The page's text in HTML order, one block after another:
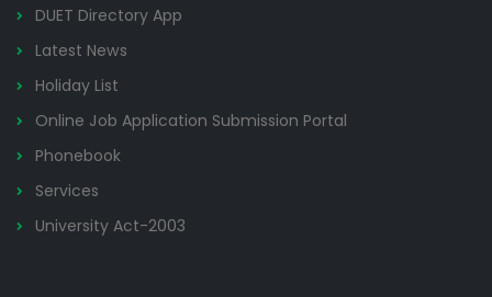
DUET Directory App
Latest News
Holiday List
Online Job Application Submission Portal
Phonebook
Services
University Act-2003